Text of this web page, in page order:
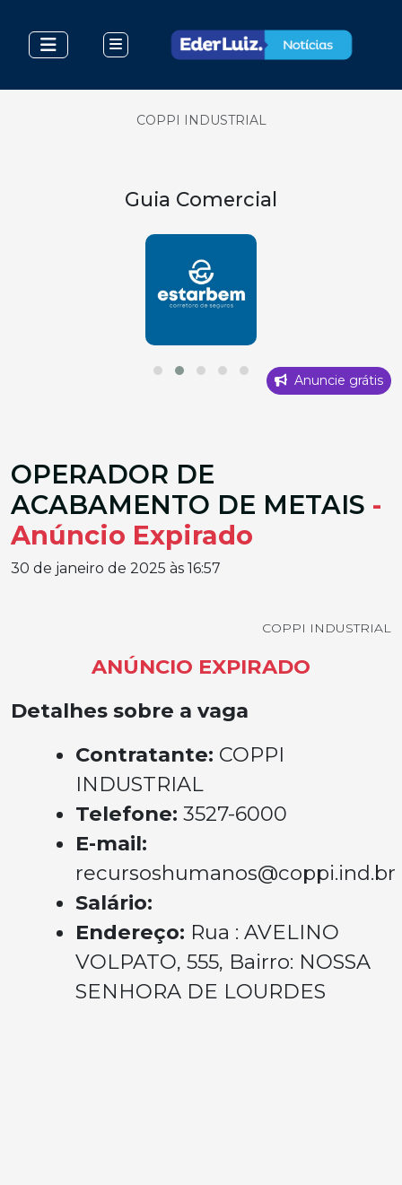
COPPI INDUSTRIAL
Guia Comercial
Anuncie grátis
OPERADOR DE
ACABAMENTO DE METAIS -
Anúncio Expirado
30 de janeiro de 2025 às 16:57
COPPI INDUSTRIAL
ANÚNCIO EXPIRADO
Detalhes sobre a vaga
Contratante: COPPI
INDUSTRIAL
Telefone: 3527-6000
E-mail:
recursoshumanos@coppi.ind.br
Salário:
Endereço: Rua : AVELINO
VOLPATO, 555, Bairro: NOSSA
SENHORA DE LOURDES